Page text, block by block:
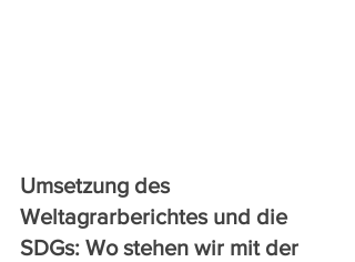
Umsetzung des
Weltagrarberichtes und die
SDGs: Wo stehen wir mit der